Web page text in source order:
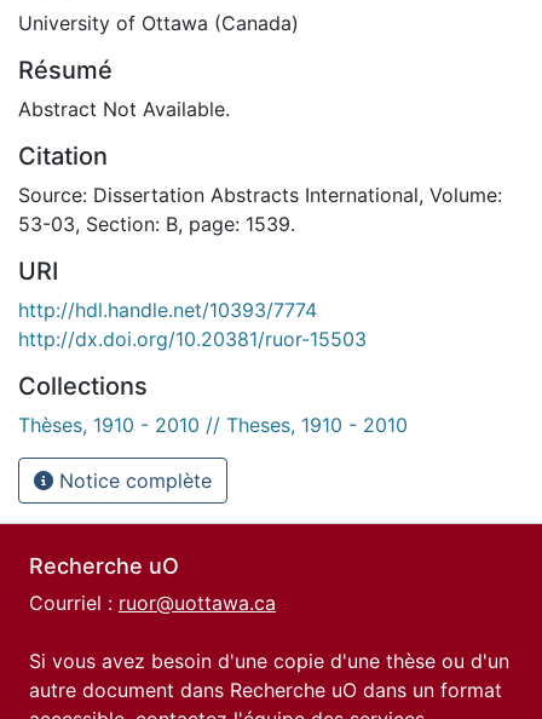
University of Ottawa (Canada)
Résumé
Abstract Not Available.
Citation
Source: Dissertation Abstracts International, Volume:
53-03, Section: B, page: 1539.
URI
http://hdl.handle.net/10393/7774
http://dx.doi.org/10.20381/ruor-15503
Collections
Thèses, 1910 - 2010 // Theses, 1910 - 2010
Notice complète
Recherche uO
Courriel : ruor@uottawa.ca
Si vous avez besoin d'une copie d'une thèse ou d'un
autre document dans Recherche uO dans un format